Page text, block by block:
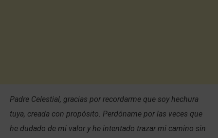
Padre Celestial, gracias por recordarme que soy hechura
tuya, creada con propósito. Perdóname por las veces que
he dudado de mi valor y he intentado trazar mi camino sin